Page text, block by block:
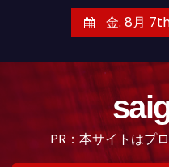
金. 8月
PR：本サイトはプ